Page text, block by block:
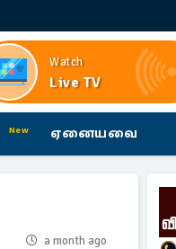
Watch
Live TV
New ஏனையவை
a month ago